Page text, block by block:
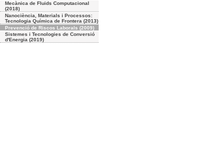
Mecànica de Fluids Computacional
(2018)
Nanociència, Materials i Processos:
Tecnologia Química de Frontera (2013)
Prevenció de Riscos Laborals (2009)
Sistemes i Tecnologies de Conversió
d'Energia (2019)